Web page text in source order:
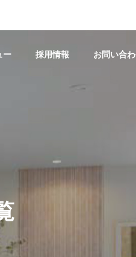
ー 採用情報 お問い合
工
浴室折戸を新し